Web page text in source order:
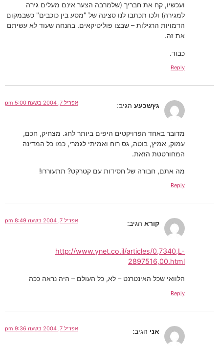
ועכשיו, קח את חבריך (שלמרבה הצער אינם מעלים גירה
למגירה) ולכו תכתבו לנו סצינה של "מסע בין כוכבים" כשבמקום
הדמויות הרגילות – שבצו פוליטיקאים. בהנחה שעוד לא עשיתם
את זה.
כבוד.
Reply
גץשכעע הגיב: אפריל 7, 2004 בשעה 5:00 pm
מדובר באחד הפרויקטים היפים ביותר לחג. מצחיק, חכם,
עמוק, אמיץ, בוטה, גס רוח ואמיתי לגמרי, כמו כל המדינה
המחורטטת הזאת.
מה אתם, חבורה של חסידות עם קטרקט? תתעוררו!
Reply
קורא הגיב: אפריל 7, 2004 בשעה 8:49 pm
http://www.ynet.co.il/articles/0,7340,L-
2897516,00.html
הלוואי שכל האינטרנט – לא, כל העולם – היה נראה ככה
Reply
אני הגיב: אפריל 7, 2004 בשעה 9:36 pm